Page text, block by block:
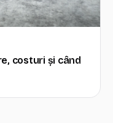
costuri și când